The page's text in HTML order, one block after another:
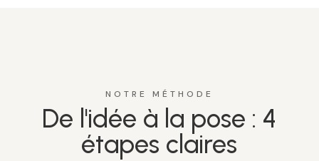
NOTRE MÉTHODE
De l'idée à la pose : 4
étapes claires